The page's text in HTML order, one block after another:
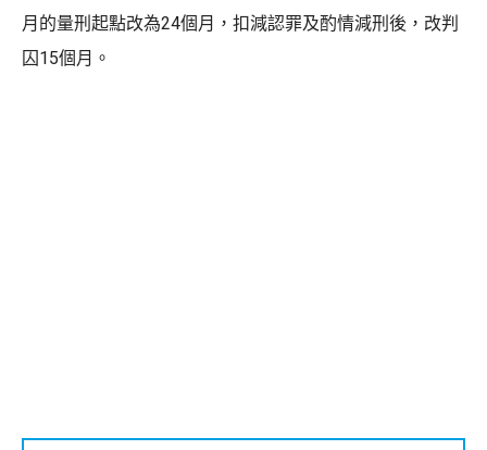
月的量刑起點改為24個月，扣減認罪及酌情減刑後，改判
囚15個月。